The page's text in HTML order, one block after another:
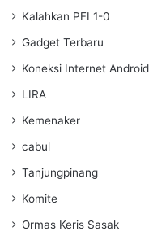
Kalahkan PFI 1-0
Gadget Terbaru
Koneksi Internet Android
LIRA
Kemenaker
cabul
Tanjungpinang
Komite
Ormas Keris Sasak